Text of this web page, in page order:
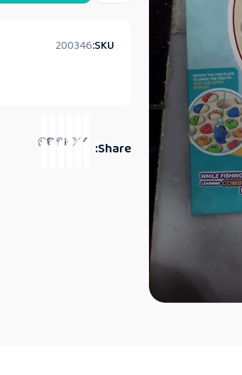
SKU:
200346
Share: